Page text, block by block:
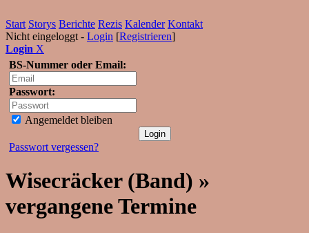
Start Storys Berichte Rezis Kalender Kontakt
Nicht eingeloggt - Login [Registrieren]
Login X
BS-Nummer oder Email:
Passwort:
Angemeldet bleiben
Passwort vergessen?
Wisecräcker (Band) »
vergangene Termine